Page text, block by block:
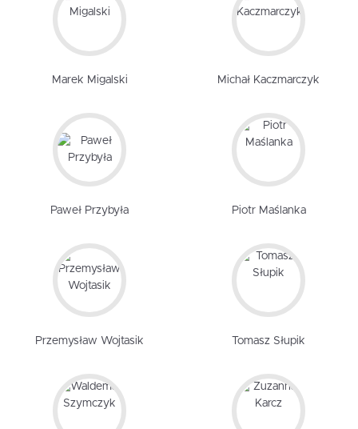
Marek Migalski Michał Kaczmarczyk
Paweł Przybyła Piotr Maślanka
Przemysław Wojtasik Tomasz Słupik